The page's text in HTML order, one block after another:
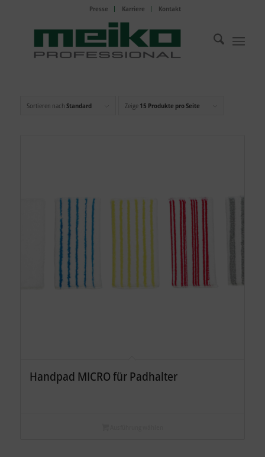
Presse Karriere Kontakt
Sortieren nach Standard Zeige 15 Produkte pro Seite
Handpad MICRO für Padhalter